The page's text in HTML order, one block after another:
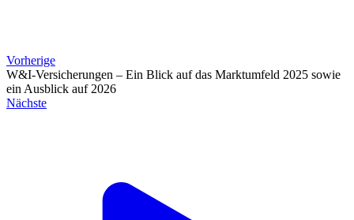
Vorherige
W&I-Versicherungen – Ein Blick auf das Marktumfeld 2025 sowie
ein Ausblick auf 2026
Nächste